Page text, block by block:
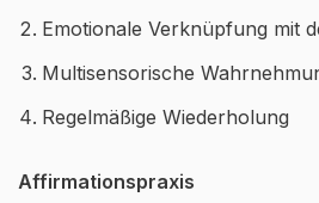
Emotionale Verknüpfung mit
Multisensorische
Regelmäßige Wiederholung
Affirmationspraxis